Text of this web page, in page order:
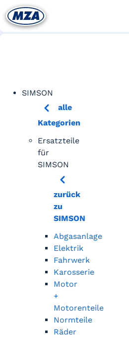
SIMSON
alle
Kategorien
Ersatzteile
für
SIMSON
zurück
zu
SIMSON
Abgasanlage
Elektrik
Fahrwerk
Karosserie
Motor
+
Motorenteile
Normteile
Räder